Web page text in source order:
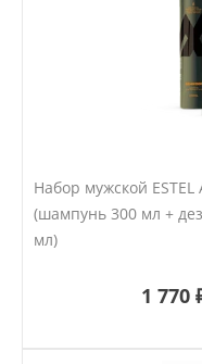
Набор мужской ESTEL
(шампунь 300 мл +
мл)
1 770